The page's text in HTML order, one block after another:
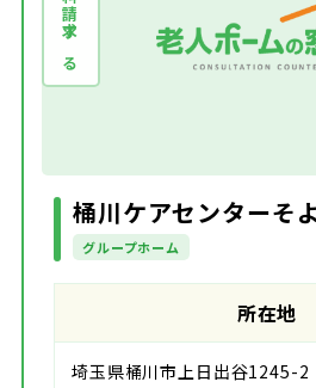
資料請求する
桶川ケアセンターそ
グループホーム
所在地
埼玉県桶川市上日出谷1245-2